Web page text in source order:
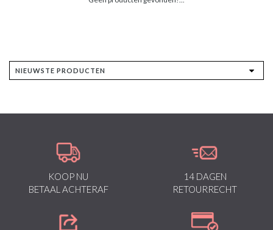
KOOP NU
BETAAL ACHTERAF
14 DAGEN
RETOURRECHT